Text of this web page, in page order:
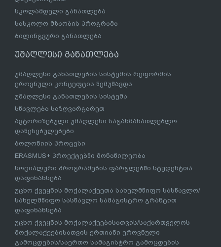
სკოლამდელი განათლება
სასკოლო მზაობის პროგრამა
ბილინგვური განათლება
უმაღლესი განათლება
უმაღლესი განათლების სისტემის რეფორმის
ეროვნული კონცეფცია შემუშავდა
უმაღლესი განათლების სისტემა
სწავლება საზღვარგარეთ
ავტორიზებული უმაღლესი საგანმანათლებლო
დაწესებულებები
ბოლონიის პროცესი
ERASMUS+ პროექტებში მონაწილეობა
სოციალური პროგრამების ფარგლებში სტუდენტთა
დაფინანსება
უცხო ქვეყნის მოქალაქეეთა სახელმწიფო სასწავლო/
სახელმწიფო სასწავლო სამაგისტრო გრანტით
დაფინანსება
უცხო ქვეყნის მოქალაქეებისათვის/საქართველოს
მოქალაქეებისათვის ერთიანი ეროვნული
გამოცდების/საერთო სამაგისტრო გამოცდების